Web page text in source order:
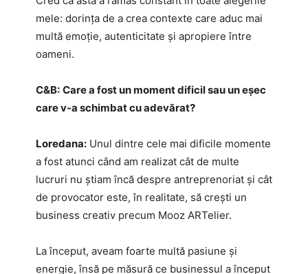
mele: dorința de a crea contexte care aduc mai
multă emoție, autenticitate și apropiere între
oameni.
C&B: Care a fost un moment dificil sau un eșec
care v-a schimbat cu adevărat?
Loredana: Unul dintre cele mai dificile momente
a fost atunci când am realizat cât de multe
lucruri nu știam încă despre antreprenoriat și cât
de provocator este, în realitate, să crești un
business creativ precum Mooz ARTelier.
La început, aveam foarte multă pasiune și
energie, însă pe măsură ce businessul a început